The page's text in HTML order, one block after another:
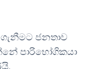
ජනතාව
පාරිභෝගිකයා